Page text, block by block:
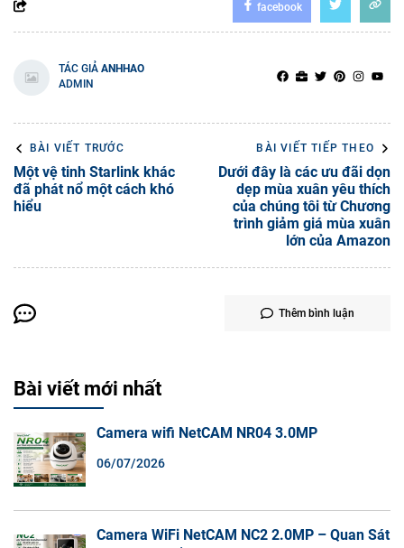
facebook
TÁC GIẢ ANHHAO
ADMIN
BÀI VIẾT TRƯỚC
Một vệ tinh Starlink khác
đã phát nổ một cách khó
hiểu
BÀI VIẾT TIẾP THEO
Dưới đây là các ưu đãi dọn
dẹp mùa xuân yêu thích
của chúng tôi từ Chương
trình giảm giá mùa xuân
lớn của Amazon
Thêm bình luận
Bài viết mới nhất
Camera wifi NetCAM NR04 3.0MP
06/07/2026
Camera WiFi NetCAM NC2 2.0MP – Quan Sát